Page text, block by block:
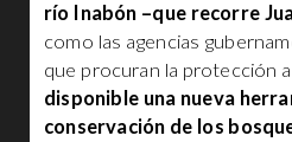
río Inabón –que recorre
como las agencias
que procuran la protección
disponible una nueva
conservación de los